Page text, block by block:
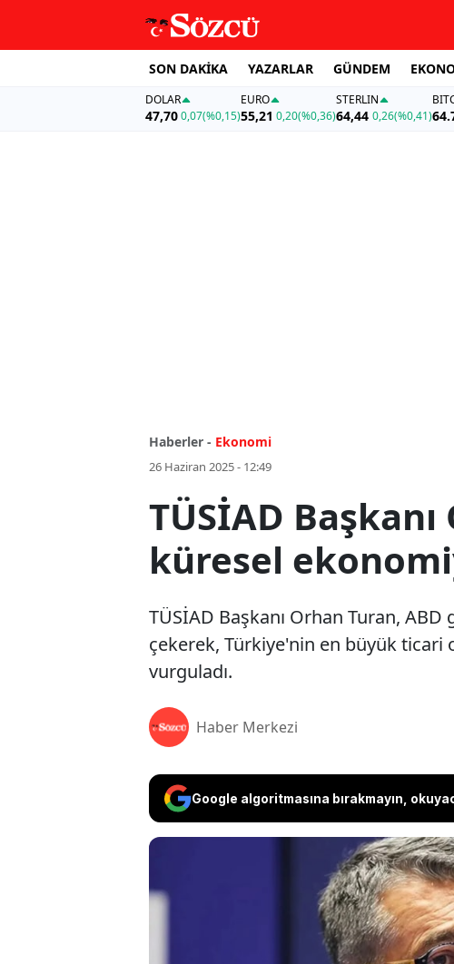
SON DAKİKA YAZARLAR GÜNDEM
DOLAR
47,700,07(%0,15)
EURO
55,21 0,20(%0,36)
STERLIN
64,44 0,26(%0,41)
Haberler - Ekonomi
26 Haziran 2025 - 12:49
TÜSİAD
küresel
TÜSİAD Başkanı Orhan Turan,
çekerek, Türkiye'nin en büyük ticari
vurguladı.
Haber Merkezi
Google algoritmasına bırakmayın,